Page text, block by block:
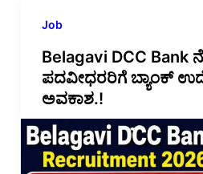
Job
Belagavi DCC Bank
ಪದವೀಧರರಿಗೆ ಬ್ಯಾಂಕ್
ಅವಕಾಶ.!